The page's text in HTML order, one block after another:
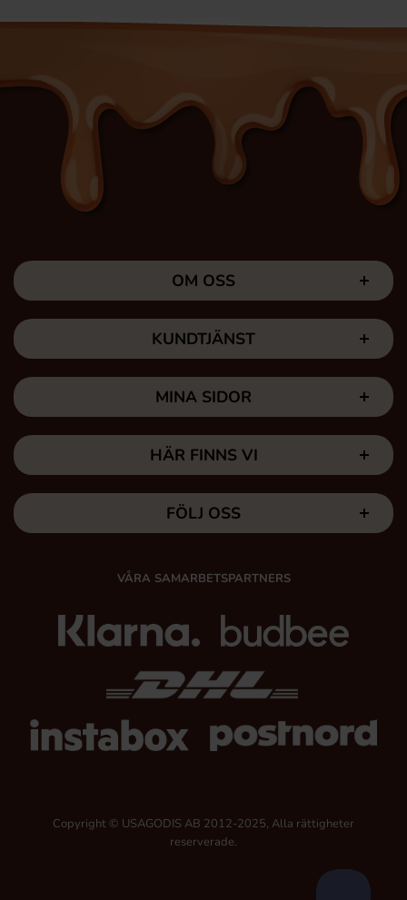
OM OSS
KUNDTJÄNST
MINA SIDOR
HÄR FINNS VI
FÖLJ OSS
VÅRA SAMARBETSPARTNERS
Copyright © USAGODIS AB 2012-2025, Alla rättigheter
reserverade.